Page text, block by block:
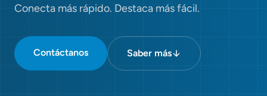
Conecta más rápido. Destaca más fácil.
Contáctanos Saber más